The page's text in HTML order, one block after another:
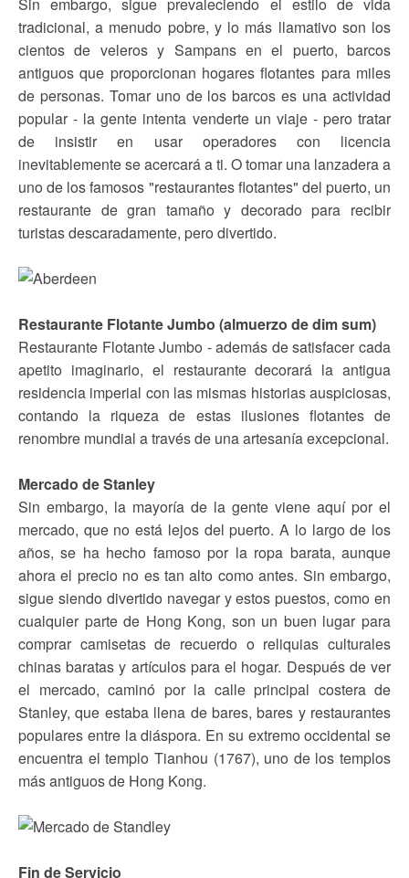
tradicional, a menudo pobre, y lo más llamativo son los
cientos de veleros y Sampans en el puerto, barcos
antiguos que proporcionan hogares flotantes para miles
de personas. Tomar uno de los barcos es una actividad
popular - la gente intenta venderte un viaje - pero tratar
de insistir en usar operadores con licencia
inevitablemente se acercará a ti. O tomar una lanzadera a
uno de los famosos "restaurantes flotantes" del puerto, un
restaurante de gran tamaño y decorado para recibir
turistas descaradamente, pero divertido.
Restaurante Flotante Jumbo (almuerzo de dim sum)
Restaurante Flotante Jumbo - además de satisfacer cada
apetito imaginario, el restaurante decorará la antigua
residencia imperial con las mismas historias auspiciosas,
contando la riqueza de estas ilusiones flotantes de
renombre mundial a través de una artesanía excepcional.
Mercado de Stanley
Sin embargo, la mayoría de la gente viene aquí por el
mercado, que no está lejos del puerto. A lo largo de los
años, se ha hecho famoso por la ropa barata, aunque
ahora el precio no es tan alto como antes. Sin embargo,
sigue siendo divertido navegar y estos puestos, como en
cualquier parte de Hong Kong, son un buen lugar para
comprar camisetas de recuerdo o reliquias culturales
chinas baratas y artículos para el hogar. Después de ver
el mercado, caminó por la calle principal costera de
Stanley, que estaba llena de bares, bares y restaurantes
populares entre la diáspora. En su extremo occidental se
encuentra el templo Tianhou (1767), uno de los templos
más antiguos de Hong Kong.
Fin de Servicio